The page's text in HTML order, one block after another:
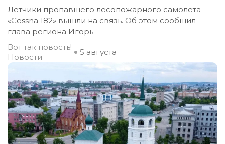
Летчики пропавшего лесопожарного самолета
«Cessna 182» вышли на связь. Об этом сообщил
глава региона Игорь
Вот так новость!
Новости
5 августа